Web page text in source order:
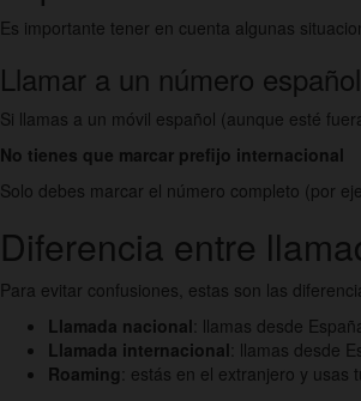
Es importante tener en cuenta algunas
Llamar a un número
Si llamas a un móvil español (aunque esté
No tienes que marcar prefijo internacional
Solo debes marcar el número completo (por
Diferencia entre
Para evitar confusiones, estas son las
Llamada nacional: llamas desde
Llamada internacional: llamas desde
Roaming: estás en el extranjero y usas